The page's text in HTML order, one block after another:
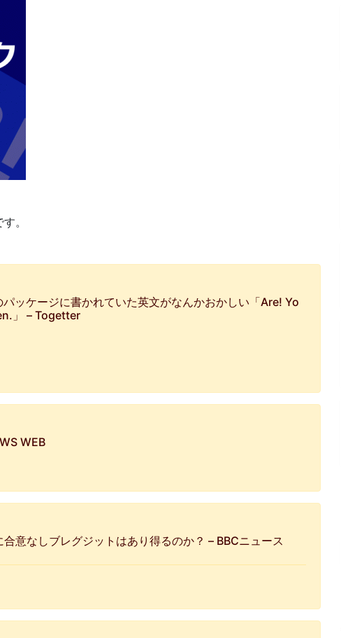
。
ッケージに書かれていた英文がなんかおかしい「Are! Yo
」 – Togetter
WEB
合意なしブレグジットはあり得るのか？ – BBCニュース